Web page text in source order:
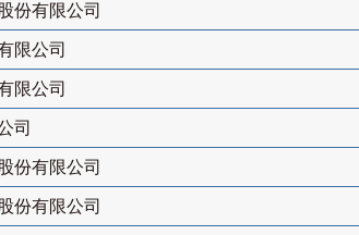
份有限公司
限公司
限公司
司
份有限公司
份有限公司